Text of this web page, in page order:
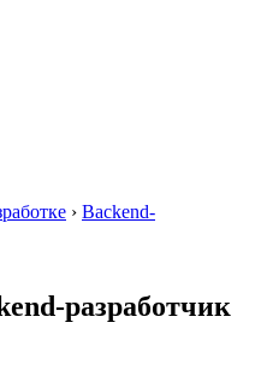
› Backend-
разработчик